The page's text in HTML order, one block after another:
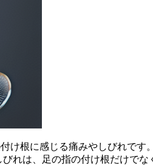
け根に感じる痛みやしびれです
れは、足の指の付け根だけでな